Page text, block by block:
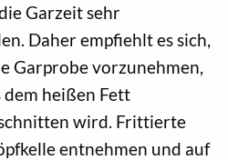
Garzeit sehr
Daher empfiehlt es sich,
Garprobe vorzunehmen,
heißen Fett
wird. Frittierte
entnehmen und auf